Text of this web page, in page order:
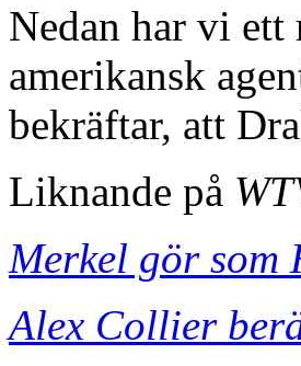
Nedan har vi
amerikansk
bekräftar, att
Liknande på
Merkel gör som
Alex Collier